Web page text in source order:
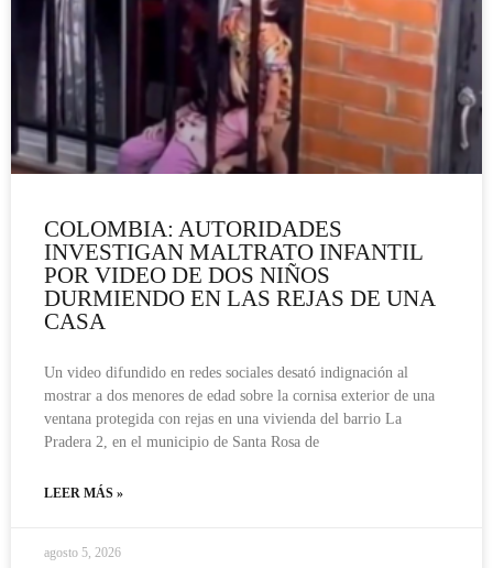
COLOMBIA: AUTORIDADES
INVESTIGAN MALTRATO INFANTIL
POR VIDEO DE DOS NIÑOS
DURMIENDO EN LAS REJAS DE UNA
CASA
Un video difundido en redes sociales desató indignación al
mostrar a dos menores de edad sobre la cornisa exterior de una
ventana protegida con rejas en una vivienda del barrio La
Pradera 2, en el municipio de Santa Rosa de
LEER MÁS »
agosto 5, 2026